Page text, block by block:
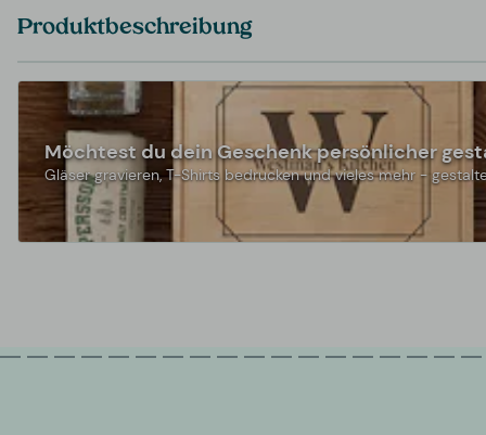
Produktbeschreibung
Möchtest du dein Geschenk persönlicher
Gläser gravieren, T-Shirts bedrucken und vieles mehr -